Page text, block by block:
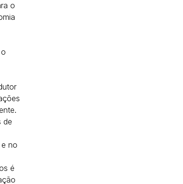
o
de
no
é